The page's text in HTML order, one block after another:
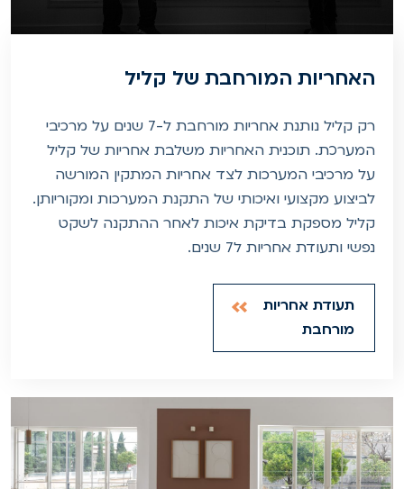
האחריות המורחבת של קליל
רק קליל נותנת אחריות מורחבת ל-7 שנים על מרכיבי
המערכת. תוכנית האחריות משלבת אחריות של קליל
על מרכיבי המערכות לצד אחריות המתקין המורשה
לביצוע מקצועי ואיכותי של התקנת המערכות ומקוריותן.
קליל מספקת בדיקת איכות לאחר ההתקנה לשקט
נפשי ותעודת אחריות ל7 שנים.
תעודת אחריות
מורחבת